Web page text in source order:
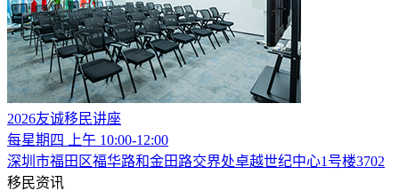
2026友诚移民讲座
每星期四 上午 10:00-12:00
深圳市福田区福华路和金田路交界处卓越世纪中心1号楼3702
移民资讯